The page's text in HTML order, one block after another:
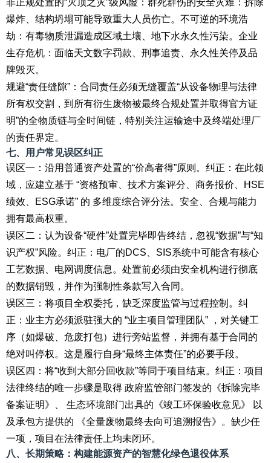
非正规处置的“灭顶之灾”级风险：群死群伤的安全灾难：拆除
爆炸、结构坍塌可能导致重大人员伤亡。不可逆的环境浩
劫：有毒物质泄漏造成区域土壤、地下水永久性污染。企业
生存危机：面临天文数字罚款、刑事追责、永久性关停及品
牌毁灭。
规避“责任缝隙”：合同责任必须无缝覆盖“从设备物理与法律
所有权交割，到所有衍生废物被最终合规处置并取得官方证
明”的全物质链与全时间链，特别关注运输途中及终端处理厂
的责任界定。
七、用户常见误区纠正
误区一：沿用普通资产处置的“价高者得”原则。纠正：在此领
域，应建立基于 “资格预审、技术方案评分、商务报价、HSE
绩效、ESG承诺” 的 多维度综合评分法。安全、合规与能力
拥有最高权重。
误区二：认为设备“硬件”处置完毕即告终结，忽视“数据”与“知
识产权”风险。纠正：电厂的DCS、SIS系统中可能含有核心
工艺数据、电网调度信息。处置前必须由安全机构进行彻底
的数据销毁，并作为强制性条款写入合同。
误区三：将项目全权委托，缺乏深度监管与过程控制。纠
正：业主方必须派驻强大的 “业主项目管理团队” ，对关键工
序（如爆破、危废打包）进行旁站监督，并拥有基于合同的
绝对叫停权。这是履行自身“最终主体责任”的必要手段。
误区四：将“收到大部分回收款”等同于项目结束。纠正：项目
法律终结的唯一步骤是取得 政府监管部门签发的《拆除完毕
备案证明》、 生态环境部门出具的《竣工环保验收意见》 以
及承包方提供的 《全量废物最终去向可追溯报告》。缺少任
一项，项目在法律责任上均未闭环。
八、长期策略：构建能源资产的智慧化绿色退役体系